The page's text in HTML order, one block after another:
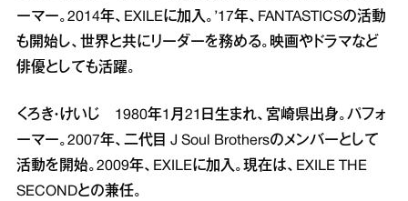
ーマー。2014年、EXILEに加入。’17年、FANTASTICSの活動
も開始し、世界と共にリーダーを務める。映画やドラマなど
俳優としても活躍。
くろき・けいじ 1980年1月21日生まれ、宮崎県出身。パフォ
ーマー。2007年、二代目 J Soul Brothersのメンバーとして
活動を開始。2009年、EXILEに加入。現在は、EXILE THE
SECONDとの兼任。